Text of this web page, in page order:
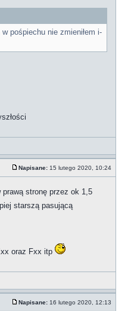
pośpiechu nie zmieniłem i-
Napisane: 15 lutego 2020, 10:24
prawą stronę przez ok 1,5
starszą pasującą
oraz Fxx itp
Napisane: 16 lutego 2020, 12:13